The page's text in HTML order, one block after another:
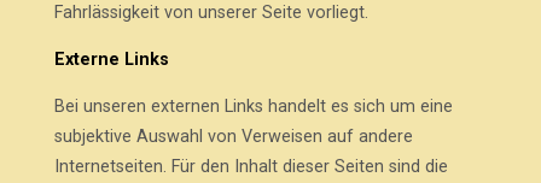
Fahrlässigkeit von unserer Seite vorliegt.
Externe Links
Bei unseren externen Links handelt es sich um eine
subjektive Auswahl von Verweisen auf andere
Internetseiten. Für den Inhalt dieser Seiten sind die